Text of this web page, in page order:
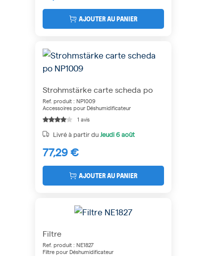
AJOUTER AU PANIER
Strohmstärke carte scheda po
Ref. produit : NP1009
Accessoires pour Déshumidificateur
1 avis
Livré à partir duJeudi6 août
77,29 €
AJOUTER AU PANIER
Filtre
Ref. produit : NE1827
Filtre pour Déshumidificateur